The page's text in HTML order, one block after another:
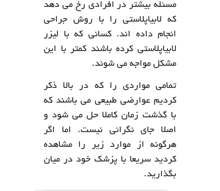
مسئله بیشتر در افرادی رخ می دهد
که لابیاپلاستی را با روش جراحی
انجام داده اند. کسانی که با لیزر
لابیاپلاستی کرده باشند کمتر با این
مشکل مواجه می شوند.
تمامی مواردی را که در بالا ذکر
کردیم عوارضی طبیعی می باشند که
با گذشت زمان کاملا حل می شود و
اصلا جای نگرانی نیست. اما اگر
هرگونه از موارد زیر را مشاهده
کردید سریعا با پزشک خود در میان
بگذارید.